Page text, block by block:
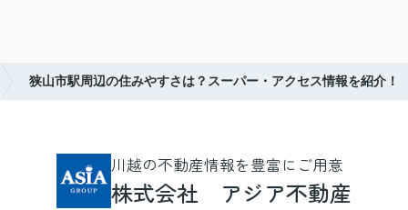
狭山市駅周辺の住みやすさは？スーパー・アクセス情報を紹介！
川越の不動産情報を豊富にご用意
株式会社 アジア不動産